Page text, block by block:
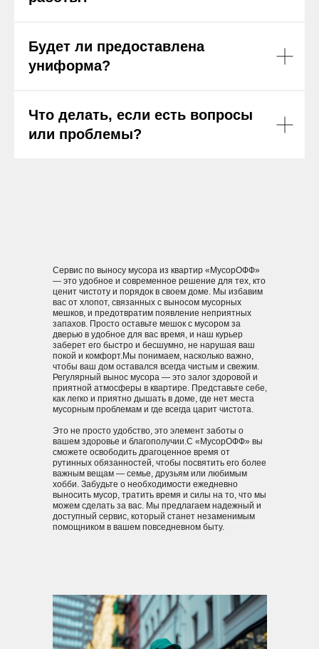
Москва
предложил гибкий график который
идеально, подошел для меня.
Регистрация в приложении была
легкой, и я сразу начала принимать
заказы. Я выбираю заказы в
удобное для себя время, когда
ребенок с кем-то из родных. Работа
приносит стабильный доход.
Будет ли предоставлена
униформа?
Что делать, если есть вопросы
или проблемы?
Сервис по выносу мусора из квартир «МусорОФФ»
— это удобное и современное решение для тех, кто
ценит чистоту и порядок в своем доме. Мы избавим
вас от хлопот, связанных с выносом мусорных
мешков, и предотвратим появление неприятных
запахов. Просто оставьте мешок с мусором за
дверью в удобное для вас время, и наш курьер
заберет его быстро и бесшумно, не нарушая ваш
покой и комфорт.Мы понимаем, насколько важно,
чтобы ваш дом оставался всегда чистым и свежим.
Регулярный вынос мусора — это залог здоровой и
приятной атмосферы в квартире. Представьте себе,
как легко и приятно дышать в доме, где нет места
мусорным проблемам и где всегда царит чистота.
Это не просто удобство, это элемент заботы о
вашем здоровье и благополучии.С «МусорОФФ» вы
сможете освободить драгоценное время от
рутинных обязанностей, чтобы посвятить его более
важным вещам — семье, друзьям или любимым
хобби. Забудьте о необходимости ежедневно
выносить мусор, тратить время и силы на то, что мы
можем сделать за вас. Мы предлагаем надежный и
доступный сервис, который станет незаменимым
помощником в вашем повседневном быту.